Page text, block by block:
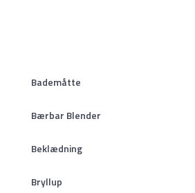
Bademåtte
Bærbar Blender
Beklædning
Bryllup